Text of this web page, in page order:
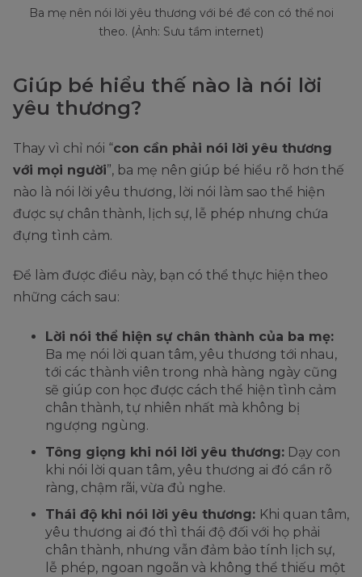
Ba mẹ nên nói lời yêu thương với bé để con có thể noi
theo. (Ảnh: Sưu tầm internet)
Giúp bé hiểu thế nào là nói lời
yêu thương?
Thay vì chỉ nói “con cần phải nói lời yêu thương
với mọi người”, ba mẹ nên giúp bé hiểu rõ hơn thế
nào là nói lời yêu thương, lời nói làm sao thể hiện
được sự chân thành, lịch sự, lễ phép nhưng chứa
đựng tình cảm.
Để làm được điều này, bạn có thể thực hiện theo
những cách sau:
Lời nói thể hiện sự chân thành của ba mẹ:
Ba mẹ nói lời quan tâm, yêu thương tới nhau,
tới các thành viên trong nhà hàng ngày cũng
sẽ giúp con học được cách thể hiện tình cảm
chân thành, tự nhiên nhất mà không bị
ngượng ngùng.
Tông giọng khi nói lời yêu thương: Dạy con
khi nói lời quan tâm, yêu thương ai đó cần rõ
ràng, chậm rãi, vừa đủ nghe.
Thái độ khi nói lời yêu thương: Khi quan tâm,
yêu thương ai đó thì thái độ đối với họ phải
chân thành, nhưng vẫn đảm bảo tính lịch sự,
lễ phép, ngoan ngoãn và không thể thiếu một